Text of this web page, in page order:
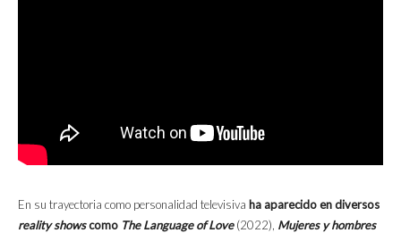
En su trayectoria como personalidad televisiva ha aparecido en diversos
reality showscomo The Language of Love (2022), Mujeres y hombres